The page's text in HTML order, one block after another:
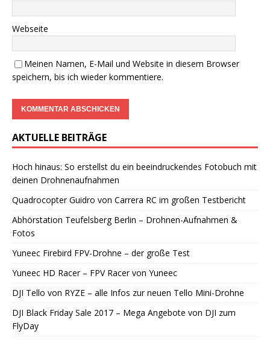
Webseite
Meinen Namen, E-Mail und Website in diesem Browser
speichern, bis ich wieder kommentiere.
AKTUELLE BEITRÄGE
Hoch hinaus: So erstellst du ein beeindruckendes Fotobuch mit
deinen Drohnenaufnahmen
Quadrocopter Guidro von Carrera RC im großen Testbericht
Abhörstation Teufelsberg Berlin – Drohnen-Aufnahmen &
Fotos
Yuneec Firebird FPV-Drohne – der große Test
Yuneec HD Racer – FPV Racer von Yuneec
DJI Tello von RYZE – alle Infos zur neuen Tello Mini-Drohne
DJI Black Friday Sale 2017 – Mega Angebote von DJI zum
FlyDay